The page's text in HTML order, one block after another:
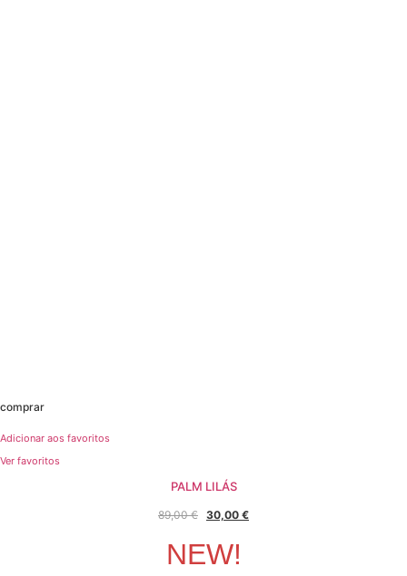
comprar
Adicionar aos favoritos
Ver favoritos
PALM LILÁS
89,00€ O
original
era:
30,00 €O
NEW!